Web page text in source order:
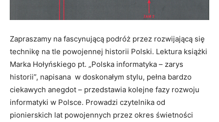
Zapraszamy na fascynującą podróż przez rozwijającą się
technikę na tle powojennej historii Polski. Lektura książki
Marka Hołyńskiego pt. „Polska informatyka – zarys
historii”, napisana w doskonałym stylu, pełna bardzo
ciekawych anegdot – przedstawia kolejne fazy rozwoju
informatyki w Polsce. Prowadzi czytelnika od
pionierskich lat powojennych przez okres świetności